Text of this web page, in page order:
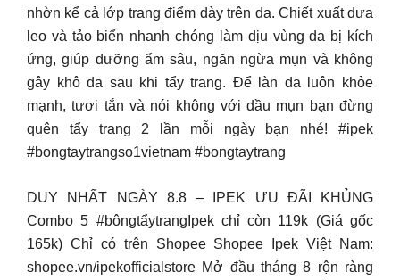
nhờn kể cả lớp trang điểm dày trên da. Chiết xuất dưa
leo và tảo biển nhanh chóng làm dịu vùng da bị kích
ứng, giúp dưỡng ẩm sâu, ngăn ngừa mụn và không
gây khô da sau khi tẩy trang. Để làn da luôn khỏe
mạnh, tươi tắn và nói không với dầu mụn bạn đừng
quên tẩy trang 2 lần mỗi ngày bạn nhé! #ipek
#bongtaytrangso1vietnam #bongtaytrang
DUY NHẤT NGÀY 8.8 – IPEK ƯU ĐÃI KHỦNG
Combo 5 #bôngtẩytrangIpek chỉ còn 119k (Giá gốc
165k) Chỉ có trên Shopee Shopee Ipek Việt Nam:
shopee.vn/ipekofficialstore Mở đầu tháng 8 rộn ràng